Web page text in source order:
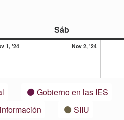
Sábsábado
1, '241
Nov 2, '242
Gobierno en las IES
SIIU